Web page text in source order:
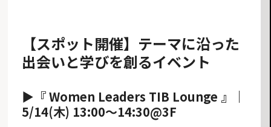
【スポット開催】テーマに沿った
出会いと学びを創るイベント
▶︎『 Women Leaders TIB Lounge 』｜
5/14(木) 13:00〜14:30@3F